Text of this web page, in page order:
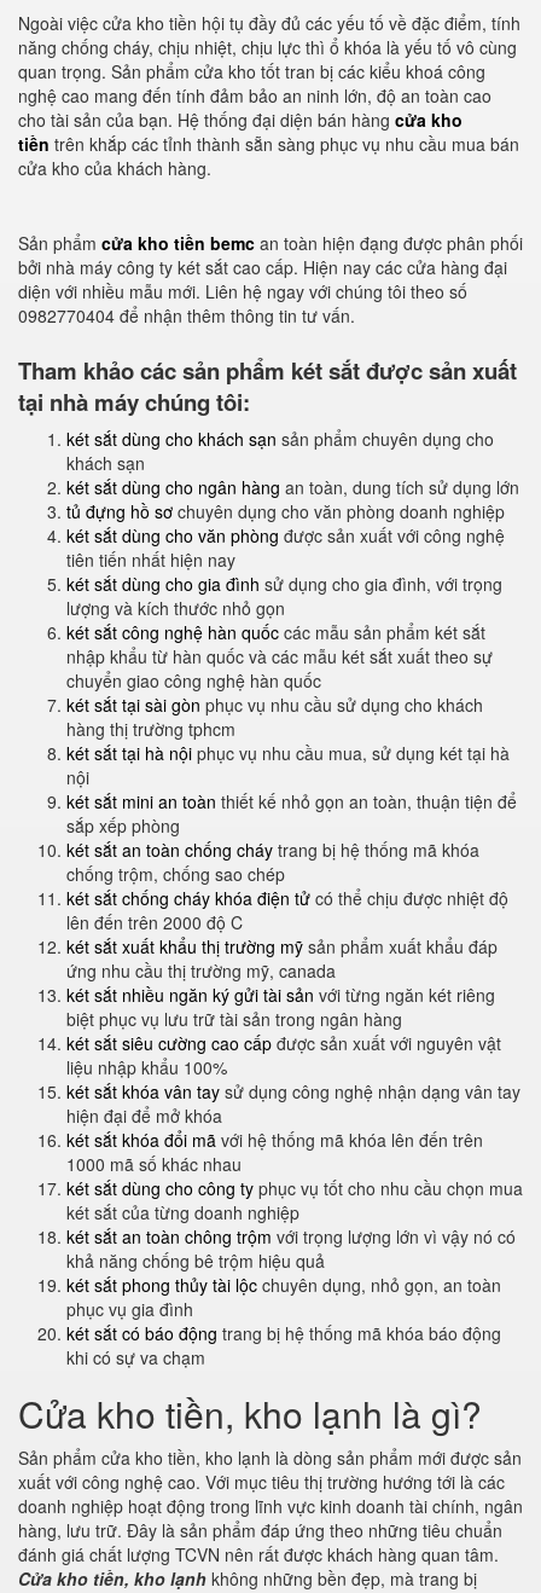
Ngoài việc cửa kho tiền hội tụ đầy đủ các yếu tố về đặc điểm, tính
năng chống cháy, chịu nhiệt, chịu lực thì ổ khóa là yếu tố vô cùng
quan trọng. Sản phẩm cửa kho tốt tran bị các kiểu khoá công
nghệ cao mang đến tính đảm bảo an ninh lớn, độ an toàn cao
cho tài sản của bạn. Hệ thống đại diện bán hàng cửa kho
tiền trên khắp các tỉnh thành sẵn sàng phục vụ nhu cầu mua bán
cửa kho của khách hàng.
Sản phẩm cửa kho tiền bemc an toàn hiện đạng được phân phối
bởi nhà máy công ty két sắt cao cấp. Hiện nay các cửa hàng đại
diện với nhiều mẫu mới. Liên hệ ngay với chúng tôi theo số
0982770404 để nhận thêm thông tin tư vấn.
Tham khảo các sản phẩm két sắt được sản xuất
tại nhà máy chúng tôi:
két sắt dùng cho khách sạn sản phẩm chuyên dụng cho
khách sạn
két sắt dùng cho ngân hàng an toàn, dung tích sử dụng lớn
tủ đựng hồ sơ chuyên dụng cho văn phòng doanh nghiệp
két sắt dùng cho văn phòng được sản xuất với công nghệ
tiên tiến nhất hiện nay
két sắt dùng cho gia đình sử dụng cho gia đình, với trọng
lượng và kích thước nhỏ gọn
két sắt công nghệ hàn quốc các mẫu sản phẩm két sắt
nhập khẩu từ hàn quốc và các mẫu két sắt xuất theo sự
chuyển giao công nghệ hàn quốc
két sắt tại sài gòn phục vụ nhu cầu sử dụng cho khách
hàng thị trường tphcm
két sắt tại hà nội phục vụ nhu cầu mua, sử dụng két tại hà
nội
két sắt mini an toàn thiết kế nhỏ gọn an toàn, thuận tiện để
sắp xếp phòng
két sắt an toàn chống cháy trang bị hệ thống mã khóa
chống trộm, chống sao chép
két sắt chống cháy khóa điện tử có thể chịu được nhiệt độ
lên đến trên 2000 độ C
két sắt xuất khẩu thị trường mỹ sản phẩm xuất khẩu đáp
ứng nhu cầu thị trường mỹ, canada
két sắt nhiều ngăn ký gửi tài sản với từng ngăn két riêng
biệt phục vụ lưu trữ tài sản trong ngân hàng
két sắt siêu cường cao cấp được sản xuất với nguyên vật
liệu nhập khẩu 100%
két sắt khóa vân tay sử dụng công nghệ nhận dạng vân tay
hiện đại để mở khóa
két sắt khóa đổi mã với hệ thống mã khóa lên đến trên
1000 mã số khác nhau
két sắt dùng cho công ty phục vụ tốt cho nhu cầu chọn mua
két sắt của từng doanh nghiệp
két sắt an toàn chông trộm với trọng lượng lớn vì vậy nó có
khả năng chống bê trộm hiệu quả
két sắt phong thủy tài lộc chuyên dụng, nhỏ gọn, an toàn
phục vụ gia đình
két sắt có báo động trang bị hệ thống mã khóa báo động
khi có sự va chạm
Cửa kho tiền, kho lạnh là gì?
Sản phẩm cửa kho tiền, kho lạnh là dòng sản phẩm mới được sản
xuất với công nghệ cao. Với mục tiêu thị trường hướng tới là các
doanh nghiệp hoạt động trong lĩnh vực kinh doanh tài chính, ngân
hàng, lưu trữ. Đây là sản phẩm đáp ứng theo những tiêu chuẩn
đánh giá chất lượng TCVN nên rất được khách hàng quan tâm.
Cửa kho tiền, kho lạnh không những bền đẹp, mà trang bị